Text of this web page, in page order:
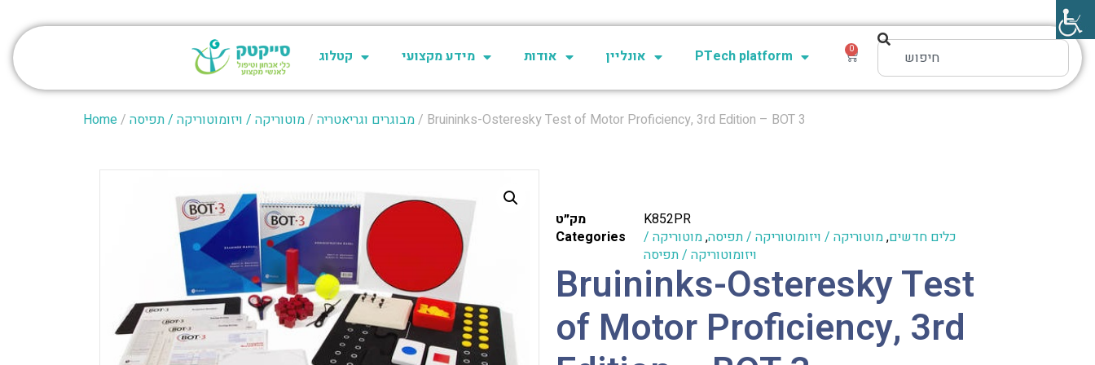
0 קטלוג מידע מקצועי אודות אונליין PTech platform
Home/ מבוגרים וגריאטריה /מוטוריקה / ויזומוטוריקה / תפיסה / Bruininks-Osteresky Test of Motor Proficiency, 3rd Edition – BOT 3
מק״ט
K852PR
Categories
כלים חדשים,מוטוריקה / ויזומוטוריקה / תפיסה,מוטוריקה /
ויזומוטוריקה / תפיסה
Bruininks-Osteresky Test
of Motor Proficiency, 3rd